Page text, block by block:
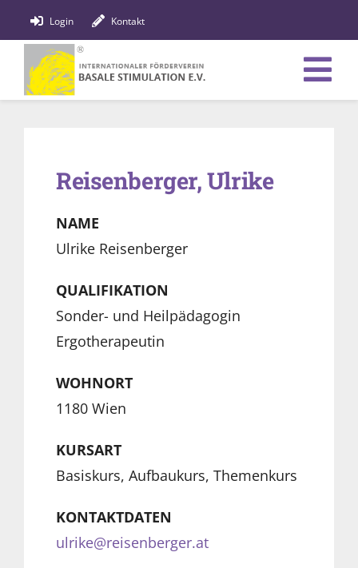
Inhalt
springen
Login Kontakt
Förderung
Reisenberger, Ulrike
NAME
Ulrike Reisenberger
QUALIFIKATION
Sonder- und Heilpädagogin
Ergotherapeutin
WOHNORT
1180 Wien
KURSART
Basiskurs, Aufbaukurs, Themenkurs
KONTAKTDATEN
ulrike@reisenberger.at